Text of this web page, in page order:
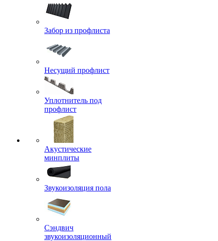
Забор из профлиста
Несущий профлист
Уплотнитель под
профлист
Акустические
минплиты
Звукоизоляция пола
Сэндвич
звукоизоляционный